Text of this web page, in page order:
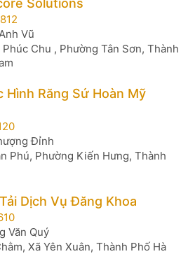
Vũ
Chu , Phường Tân Sơn, Thành
Hình Răng Sứ Hoàn Mỹ
Đỉnh
Phú, Phường Kiến Hưng, Thành
Dịch Vụ Đăng Khoa
Văn Quý
Xã Yên Xuân, Thành Phố Hà